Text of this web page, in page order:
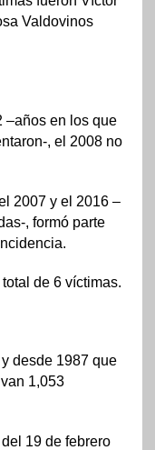
Valdovinos
–años en los que
, el 2008 no
2007 y el 2016 –
, formó parte
de 6 víctimas.
desde 1987 que
1,053
19 de febrero